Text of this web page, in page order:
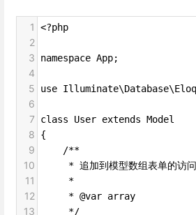
1 <?php
2
3
namespace App;
4
5
use
6
7
class User extends Model
8 {
9
    /**
10
* 追加到模型数组表单的访
11
     *
12
     * @var array
13
     */